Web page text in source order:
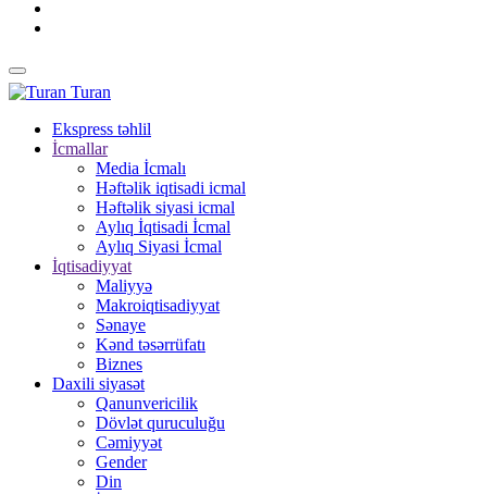
Turan
Ekspress təhlil
İcmallar
Media İcmalı
Həftəlik iqtisadi icmal
Həftəlik siyasi icmal
Aylıq İqtisadi İcmal
Aylıq Siyasi İcmal
İqtisadiyyat
Maliyyə
Makroiqtisadiyyat
Sənaye
Kənd təsərrüfatı
Biznes
Daxili siyasət
Qanunvericilik
Dövlət quruculuğu
Cəmiyyət
Gender
Din